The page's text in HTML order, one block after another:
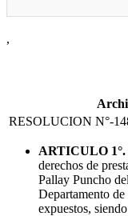
,
RESOLUCION N°-
ARTICULO
derechos de
Pallay Puncho
Departamento
expuestos,